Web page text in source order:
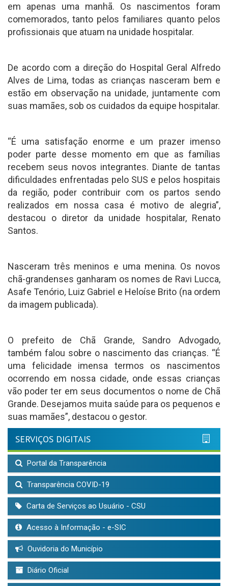
em apenas uma manhã. Os nascimentos foram
comemorados, tanto pelos familiares quanto pelos
profissionais que atuam na unidade hospitalar.
De acordo com a direção do Hospital Geral Alfredo
Alves de Lima, todas as crianças nasceram bem e
estão em observação na unidade, juntamente com
suas mamães, sob os cuidados da equipe hospitalar.
“É uma satisfação enorme e um prazer imenso
poder parte desse momento em que as famílias
recebem seus novos integrantes. Diante de tantas
dificuldades enfrentadas pelo SUS e pelos hospitais
da região, poder contribuir com os partos sendo
realizados em nossa casa é motivo de alegria”,
destacou o diretor da unidade hospitalar, Renato
Santos.
Nasceram três meninos e uma menina. Os novos
chã-grandenses ganharam os nomes de Ravi Lucca,
Asafe Tenório, Luiz Gabriel e Heloíse Brito (na ordem
da imagem publicada).
O prefeito de Chã Grande, Sandro Advogado,
também falou sobre o nascimento das crianças. “É
uma felicidade imensa termos os nascimentos
ocorrendo em nossa cidade, onde essas crianças
vão poder ter em seus documentos o nome de Chã
Grande. Desejamos muita saúde para os pequenos e
suas mamães”, destacou o gestor.
SERVIÇOS DIGITAIS
Portal da Transparência
Transparência COVID-19
Carta de Serviços ao Usuário - CSU
Acesso à Informação - e-SIC
Ouvidoria do Município
Diário Oficial